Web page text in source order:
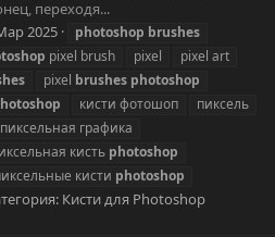
переходя...
2025 photoshop brushes
pixel brush pixel
pixel art
pixel brushes photoshop
кисти фотошоп
пиксель
пиксельная графика
кисть photoshop
кисти photoshop
Кисти для Photoshop